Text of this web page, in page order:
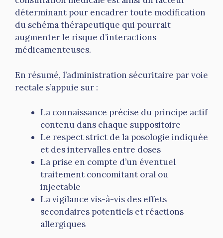
déterminant pour encadrer toute modification
du schéma thérapeutique qui pourrait
augmenter le risque d’interactions
médicamenteuses.
En résumé, l’administration sécuritaire par voie
rectale s’appuie sur :
La connaissance précise du principe actif
contenu dans chaque suppositoire
Le respect strict de la posologie indiquée
et des intervalles entre doses
La prise en compte d’un éventuel
traitement concomitant oral ou
injectable
La vigilance vis-à-vis des effets
secondaires potentiels et réactions
allergiques